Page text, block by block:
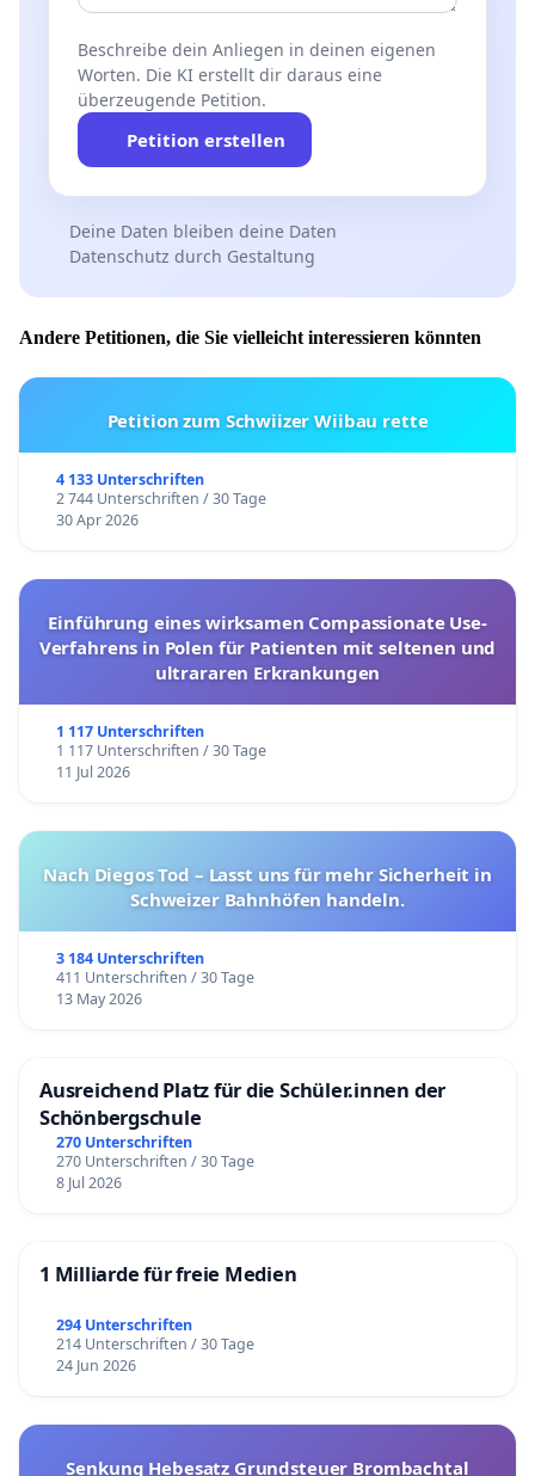
Beschreibe dein Anliegen in deinen eigenen
Worten. Die KI erstellt dir daraus eine
überzeugende Petition.
Petition erstellen
Deine Daten bleiben deine Daten
Datenschutz durch Gestaltung
Andere Petitionen, die Sie vielleicht interessieren könnten
Petition zum Schwiizer Wiibau rette
4 133 Unterschriften
2 744 Unterschriften / 30 Tage
30 Apr 2026
Einführung eines wirksamen Compassionate Use-
Verfahrens in Polen für Patienten mit seltenen und
ultrararen Erkrankungen
1 117 Unterschriften
1 117 Unterschriften / 30 Tage
11 Jul 2026
Nach Diegos Tod – Lasst uns für mehr Sicherheit in
Schweizer Bahnhöfen handeln.
3 184 Unterschriften
411 Unterschriften / 30 Tage
13 May 2026
Ausreichend Platz für die Schüler.innen der
Schönbergschule
270 Unterschriften
270 Unterschriften / 30 Tage
8 Jul 2026
1 Milliarde für freie Medien
294 Unterschriften
214 Unterschriften / 30 Tage
24 Jun 2026
Senkung Hebesatz Grundsteuer Brombachtal